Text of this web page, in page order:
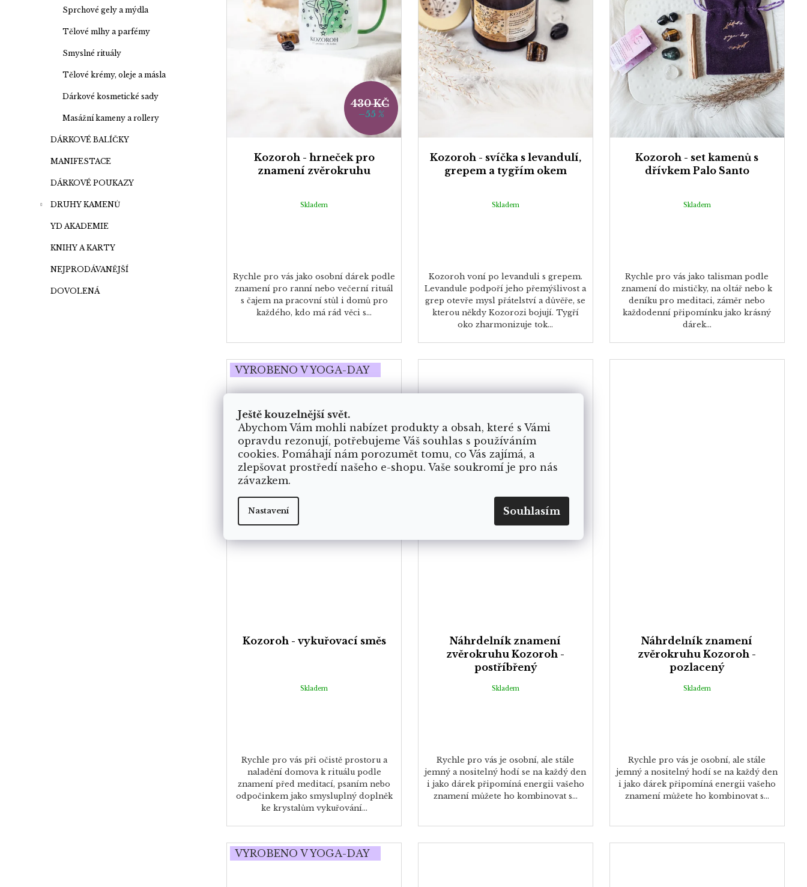
Ještě kouzelnější svět.
Abychom Vám mohli nabízet produkty a obsah, které s Vámi
opravdu rezonují, potřebujeme Váš souhlas s používáním
cookies. Pomáhají nám porozumět tomu, co Vás zajímá, a
zlepšovat prostředí našeho e-shopu. Vaše soukromí je pro nás
závazkem.
Nastavení Souhlasím
Sprchové gely a mýdla
Tělové mlhy a parfémy
Smyslné rituály
Tělové krémy, oleje a másla
Dárkové kosmetické sady
Masážní kameny a rollery
DÁRKOVÉ BALÍČKY
MANIFESTACE
DÁRKOVÉ POUKAZY
DRUHY KAMENŮ
YD AKADEMIE
KNIHY A KARTY
NEJPRODÁVANĚJŠÍ
DOVOLENÁ
430 KČ
–55 %
Kozoroh - hrneček pro
znamení zvěrokruhu
Skladem
Rychle pro vás jako osobní dárek podle
znamení pro ranní nebo večerní rituál
s čajem na pracovní stůl i domů pro
každého, kdo má rád věci s...
Kozoroh - svíčka s levandulí,
grepem a tygřím okem
Skladem
Kozoroh voní po levanduli s grepem.
Levandule podpoří jeho přemýšlivost a
grep otevře mysl přátelství a důvěře, se
kterou někdy Kozorozi bojují. Tygří
oko zharmonizuje tok...
Kozoroh - set kamenů s
dřívkem Palo Santo
Skladem
Rychle pro vás jako talisman podle
znamení do mističky, na oltář nebo k
deníku pro meditaci, záměr nebo
každodenní připomínku jako krásný
dárek...
VYROBENO V YOGA-DAY
Kozoroh - vykuřovací směs
Skladem
Rychle pro vás při očistě prostoru a
naladění domova k rituálu podle
znamení před meditací, psaním nebo
odpočinkem jako smysluplný doplněk
ke krystalům vykuřování...
Náhrdelník znamení
zvěrokruhu Kozoroh -
postříbřený
Skladem
Rychle pro vás je osobní, ale stále
jemný a nositelný hodí se na každý den
i jako dárek připomíná energii vašeho
znamení můžete ho kombinovat s...
Náhrdelník znamení
zvěrokruhu Kozoroh -
pozlacený
Skladem
Rychle pro vás je osobní, ale stále
jemný a nositelný hodí se na každý den
i jako dárek připomíná energii vašeho
znamení můžete ho kombinovat s...
VYROBENO V YOGA-DAY